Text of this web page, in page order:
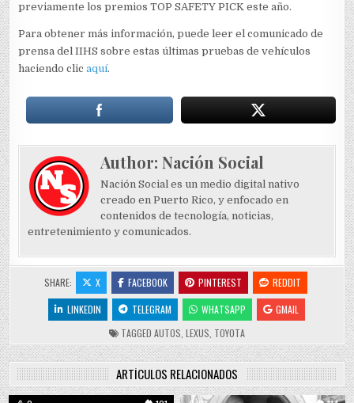
previamente los premios TOP SAFETY PICK este año.
Para obtener más información, puede leer el comunicado de
prensa del IIHS sobre estas últimas pruebas de vehículos
haciendo clicaquí.
Author:Nación Social
Nación Social es un medio digital nativo
creado en Puerto Rico, y enfocado en
contenidos de tecnología, noticias,
entretenimiento y comunicados.
SHARE: X FACEBOOK PINTEREST
REDDIT
LINKEDIN
TELEGRAM WHATSAPP
GMAIL
TAGGED AUTOS LEXUS TOYOTA
ARTÍCULOS RELACIONADOS